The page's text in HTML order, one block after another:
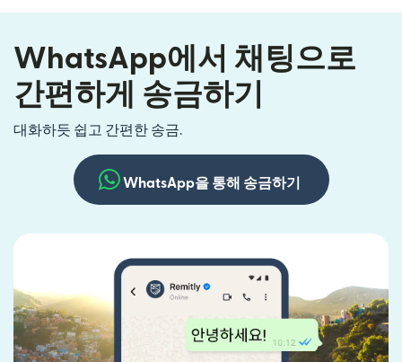
WhatsApp에서 채팅으로
간편하게 송금하기
대화하듯 쉽고 간편한 송금.
WhatsApp을 통해 송금하기